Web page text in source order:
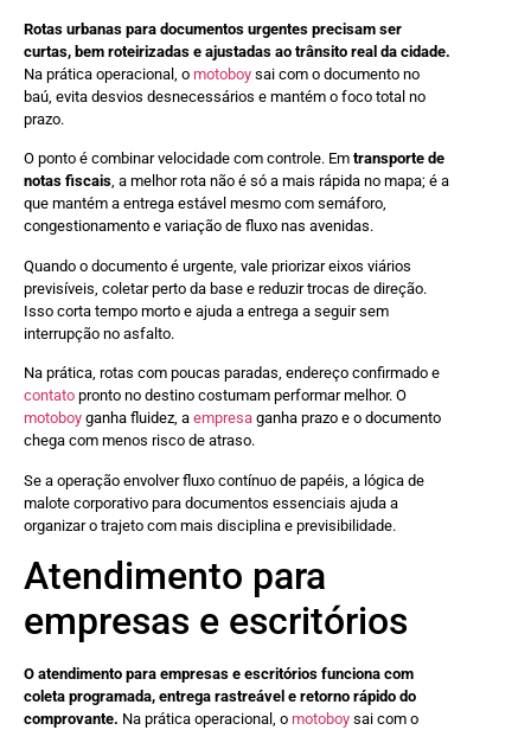
Rotas urbanas para documentos urgentes precisam ser
curtas, bem roteirizadas e ajustadas ao trânsito real da cidade.
Na prática operacional, o motoboy sai com o documento no
baú, evita desvios desnecessários e mantém o foco total no
prazo.
O ponto é combinar velocidade com controle. Em transporte de
notas fiscais, a melhor rota não é só a mais rápida no mapa; é a
que mantém a entrega estável mesmo com semáforo,
congestionamento e variação de fluxo nas avenidas.
Quando o documento é urgente, vale priorizar eixos viários
previsíveis, coletar perto da base e reduzir trocas de direção.
Isso corta tempo morto e ajuda a entrega a seguir sem
interrupção no asfalto.
Na prática, rotas com poucas paradas, endereço confirmado e
contato pronto no destino costumam performar melhor. O
motoboy ganha fluidez, a empresa ganha prazo e o documento
chega com menos risco de atraso.
Se a operação envolver fluxo contínuo de papéis, a lógica de
malote corporativo para documentos essenciais ajuda a
organizar o trajeto com mais disciplina e previsibilidade.
Atendimento para
empresas e escritórios
O atendimento para empresas e escritórios funciona com
coleta programada, entrega rastreável e retorno rápido do
comprovante. Na prática operacional, o motoboy sai com o